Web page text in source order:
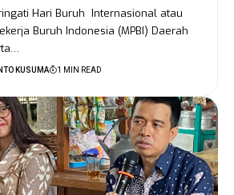
Hari Buruh Internasional atau
Buruh Indonesia (MPBI) Daerah
KUSUMA 1 MIN READ